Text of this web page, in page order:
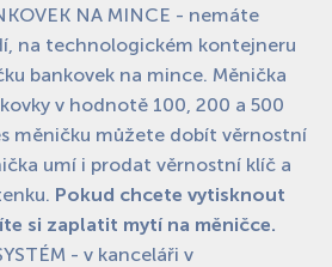
NA MINCE - nemáte
na technologickém kontejneru
bankovek na mince. Měnička
v hodnotě 100, 200 a 500
měničku můžete dobít věrnostní
umí i prodat věrnostní klíč a
Pokud chcete vytisknout
si zaplatit mytí na měničce.
- v kanceláři v